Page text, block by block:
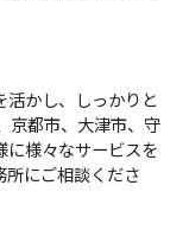
かし、しっかりと
京都市、大津市、守
に様々なサービスを
にご相談くださ